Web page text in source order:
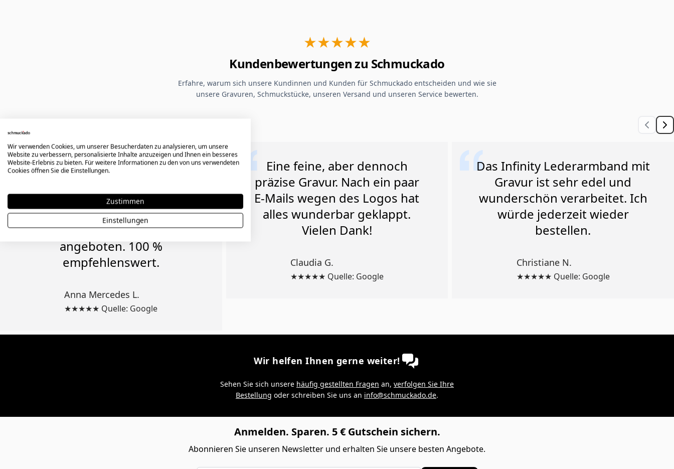
★★★★★
Kundenbewertungen zu Schmuckado
Erfahre, warum sich unsere Kundinnen und Kunden für Schmuckado entscheiden und wie sie
unsere Gravuren, Schmuckstücke, unseren Versand und unseren Service bewerten.
Hervorragende Qualität der
Ring nicht gepasst, aber mir
wurde ein 25 % Rabatt für
eine Neubestellung
angeboten. 100 %
empfehlenswert.
Anna Mercedes L.
★★★★★ Quelle: Google
Eine feine, aber dennoch
präzise Gravur. Nach ein paar
E-Mails wegen des Logos hat
alles wunderbar geklappt.
Vielen Dank!
Claudia G.
★★★★★ Quelle: Google
Das Infinity Lederarmband mit
Gravur ist sehr edel und
wunderschön verarbeitet. Ich
würde jederzeit wieder
bestellen.
Christiane N.
★★★★★ Quelle: Google
Wir helfen Ihnen gerne weiter!
Sehen Sie sich unsere häufig gestellten Fragen an, verfolgen Sie Ihre
Bestellung oder schreiben Sie uns an info@schmuckado.de.
Anmelden. Sparen. 5 € Gutschein sichern.
Abonnieren Sie unseren Newsletter und erhalten Sie unsere besten Angebote.
Wir verwenden Cookies, um unserer Besucherdaten zu analysieren, um unsere
Website zu verbessern, personalisierte Inhalte anzuzeigen und Ihnen ein besseres
Website-Erlebnis zu bieten. Für weitere Informationen zu den von uns verwendeten
Cookies öffnen Sie die Einstellungen.
Zustimmen
Einstellungen